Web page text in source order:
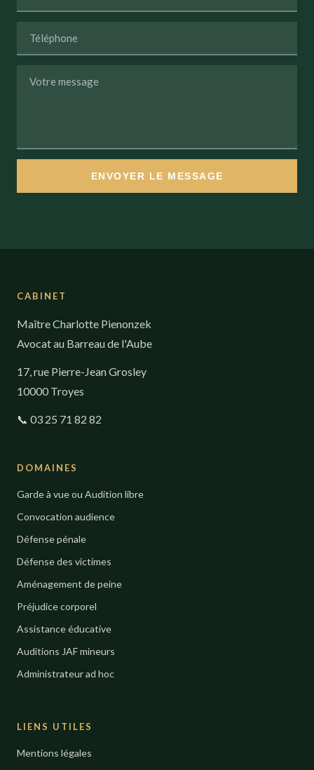
ENVOYER LE MESSAGE
CABINET
Maître Charlotte Pienonzek
Avocat au Barreau de l'Aube
17, rue Pierre-Jean Grosley
10000 Troyes
📞 03 25 71 82 82
DOMAINES
Garde à vue ou Audition libre
Convocation audience
Défense pénale
Défense des victimes
Aménagement de peine
Préjudice corporel
Assistance éducative
Auditions JAF mineurs
Administrateur ad hoc
LIENS UTILES
Mentions légales